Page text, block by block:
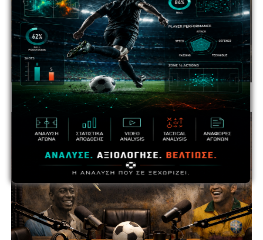
ADVERTISEMENT